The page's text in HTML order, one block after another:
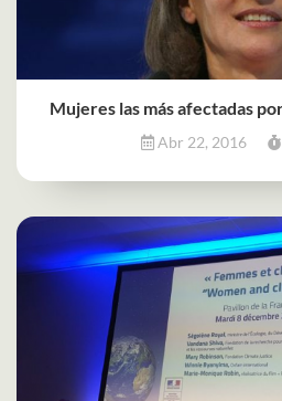
Mujeres las más afectadas
Abr 22, 2016